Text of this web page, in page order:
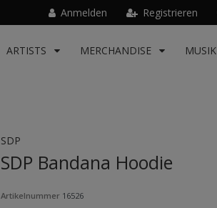
Anmelden Registrieren
ARTISTS MERCHANDISE MUSIK
SDP
SDP Bandana Hoodie
Artikelnummer 16526